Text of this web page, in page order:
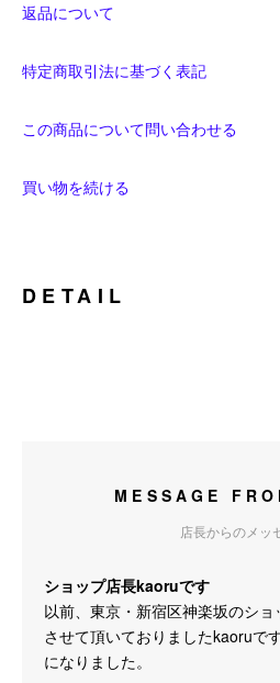
返品について
特定商取引法に基づく表記
この商品について問い合わせる
買い物を続ける
DETAIL
MESSAGE
店長からのメッ
ショップ店長kaoruです
以前、東京・新宿区神楽坂のシ
させて頂いておりましたkaoruで
になりました。